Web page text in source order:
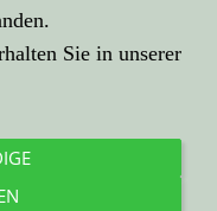
Sie in unserer